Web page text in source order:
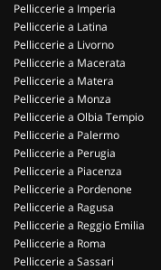
Pelliccerie a Imperia
Pelliccerie a Latina
Pelliccerie a Livorno
Pelliccerie a Macerata
Pelliccerie a Matera
Pelliccerie a Monza
Pelliccerie a Olbia Tempio
Pelliccerie a Palermo
Pelliccerie a Perugia
Pelliccerie a Piacenza
Pelliccerie a Pordenone
Pelliccerie a Ragusa
Pelliccerie a Reggio Emilia
Pelliccerie a Roma
Pelliccerie a Sassari